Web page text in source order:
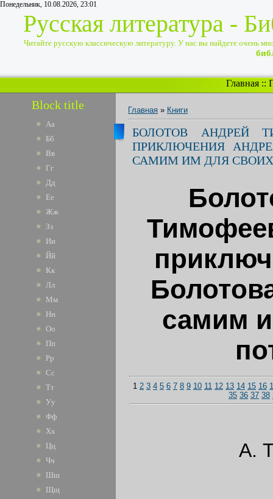
Понедельник, 10.08.2026, 23:01
Русская литература -
Читайте русскую классическую литературу. У нас вы найдете очень
Главная ::
Block title
Аа
Бб
Вв
Гг
Дд
Ее
Жж
Зз
Ии
Йй
Кк
Лл
Мм
Нн
Оо
Пп
Рр
Сс
Тт
Уу
Фф
Хх
Цц
Чч
Шш
Щщ
Главная » Книги
БОЛОТОВ АНДРЕЙ
ПРИКЛЮЧЕНИЯ
САМИМ ИМ ДЛЯ
самим
1 2 3 4 5 6 7 8 9 10 11 12 13 14 15 16
35 36 37 38
А.